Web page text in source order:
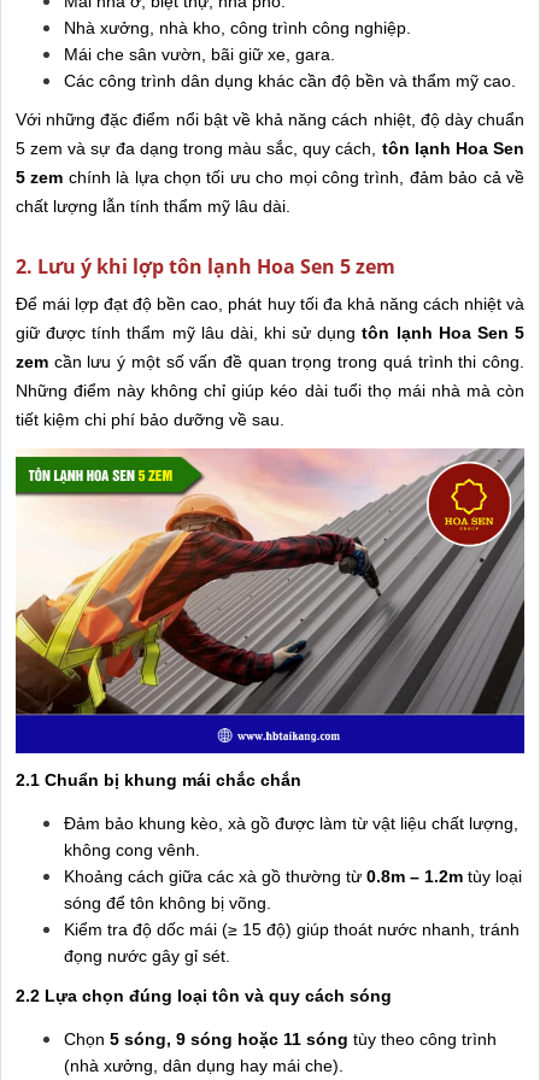
Nhà xưởng, nhà kho, công trình công nghiệp.
Mái che sân vườn, bãi giữ xe, gara.
Các công trình dân dụng khác cần độ bền và thẩm mỹ cao.
Với những đặc điểm nổi bật về khả năng cách nhiệt, độ dày chuẩn
5 zem và sự đa dạng trong màu sắc, quy cách, tôn lạnh Hoa Sen
5 zem chính là lựa chọn tối ưu cho mọi công trình, đảm bảo cả về
chất lượng lẫn tính thẩm mỹ lâu dài.
2. Lưu ý khi lợp tôn lạnh Hoa Sen 5 zem
Để mái lợp đạt độ bền cao, phát huy tối đa khả năng cách nhiệt và
giữ được tính thẩm mỹ lâu dài, khi sử dụngtôn lạnh Hoa Sen 5
zem cần lưu ý một số vấn đề quan trọng trong quá trình thi công.
Những điểm này không chỉ giúp kéo dài tuổi thọ mái nhà mà còn
tiết kiệm chi phí bảo dưỡng về sau.
2.1 Chuẩn bị khung mái chắc chắn
Đảm bảo khung kèo, xà gồ được làm từ vật liệu chất lượng,
không cong vênh.
Khoảng cách giữa các xà gồ thường từ 0.8m – 1.2m tùy loại
sóng để tôn không bị võng.
Kiểm tra độ dốc mái (≥ 15 độ) giúp thoát nước nhanh, tránh
đọng nước gây gỉ sét.
2.2 Lựa chọn đúng loại tôn và quy cách sóng
Chọn 5 sóng, 9 sóng hoặc 11 sóng tùy theo công trình
(nhà xưởng, dân dụng hay mái che).